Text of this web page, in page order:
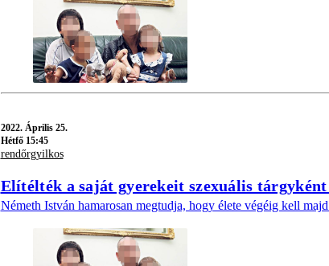
2022. Április 25.
Hétfő 15:45
rendőrgyilkos
Elítélték a saját gyerekeit szexuális
Németh István hamarosan megtudja, hogy élete végéig kell